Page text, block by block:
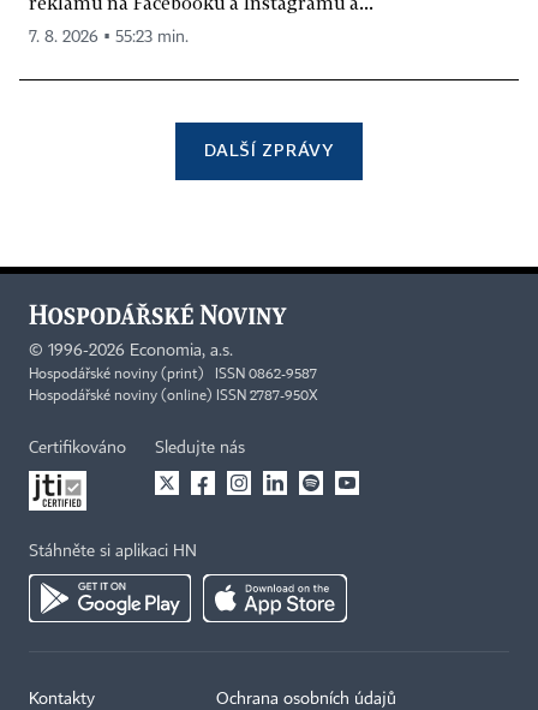
7. 8. 2026 ▪ 55:23 min.
DALŠÍ ZPRÁVY
© 1996-2026 Economia, a.s.
Hospodářské noviny (print) ISSN 0862-9587
Hospodářské noviny (online) ISSN 2787-950X
Certifikováno Sledujte nás
Stáhněte si aplikaci HN
Kontakty Ochrana osobních údajů